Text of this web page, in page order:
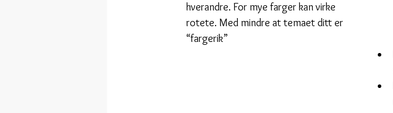
hverandre. For mye farger kan virke
rotete. Med mindre at temaet ditt er
“fargerik”